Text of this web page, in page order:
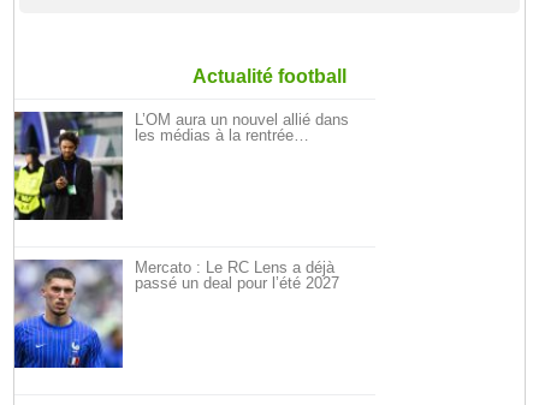
Actualité football
L’OM aura un nouvel allié dans
les médias à la rentrée…
Mercato : Le RC Lens a déjà
passé un deal pour l’été 2027